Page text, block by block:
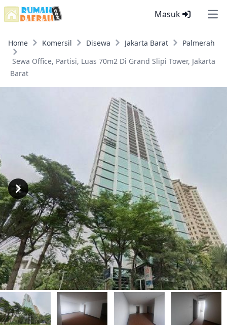
Masuk
Home Komersil Disewa Jakarta Barat
Palmerah
Sewa Office, Partisi, Luas 70m2 Di Grand Slipi Tower, Jakarta
Barat
Previous
Next